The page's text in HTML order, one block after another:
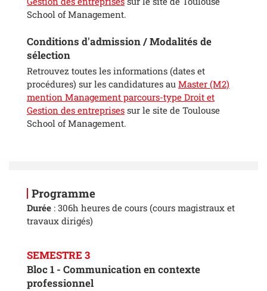
School of Management.
Conditions d'admission / Modalités de
sélection
Retrouvez toutes les informations (dates et
procédures) sur les candidatures au Master (M2)
mention Management parcours-type Droit et
Gestion des entreprises sur le site de Toulouse
School of Management.
Programme
Durée : 306h heures de cours (cours magistraux et
travaux dirigés)
SEMESTRE 3
Bloc 1 - Communication en contexte
professionnel